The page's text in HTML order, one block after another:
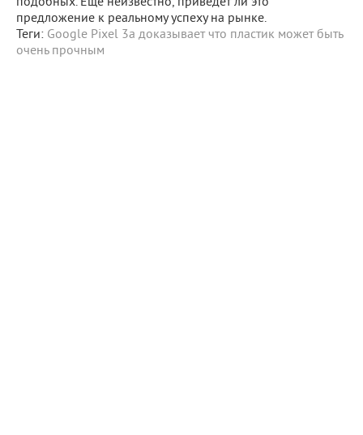
предложение к реальному успеху на рынке.
Теги: Google Pixel 3a доказывает что пластик может быть
очень прочным